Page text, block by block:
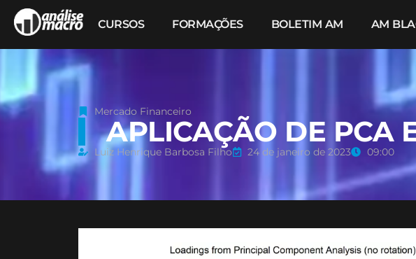
CURSOS FORMAÇÕES BOLETIM AM AM
Mercado Financeiro
APLICAÇÃO DE PCA
Luiz Henrique Barbosa Filho 24 de janeiro de 2023 09:00